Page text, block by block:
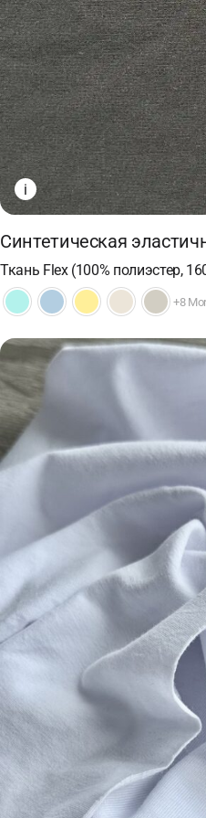
i
Синтетическая
Ткань Flex (100% полиэстер,
+8